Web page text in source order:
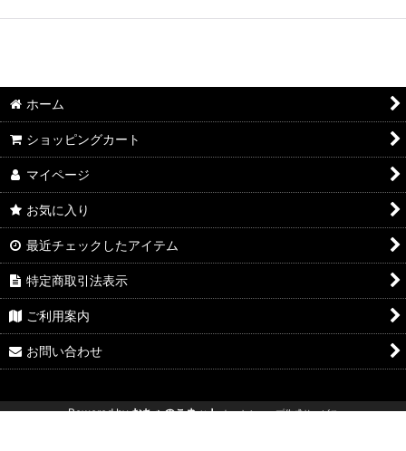
ホーム
ショッピングカート
マイページ
お気に入り
最近チェックしたアイテム
特定商取引法表示
ご利用案内
お問い合わせ
Powered byおちゃのこネット ネットショップ作成サービス